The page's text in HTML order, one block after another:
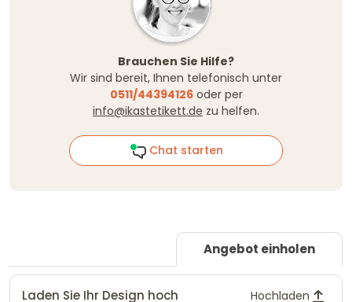
Brauchen Sie Hilfe?
Wir sind bereit, Ihnen telefonisch unter
0511/44394126oder per
info@ikastetikett.de zu helfen.
Chat starten
Angebot einholen
Laden Sie Ihr Design hoch Hochladen